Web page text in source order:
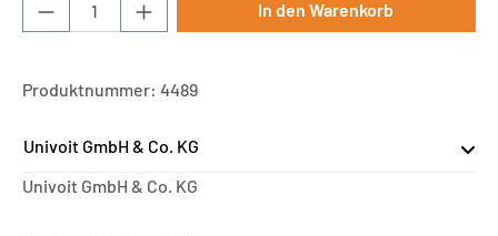
In den Warenkorb
Produktnummer: 4489
Univoit GmbH & Co. KG
Univoit GmbH & Co. KG